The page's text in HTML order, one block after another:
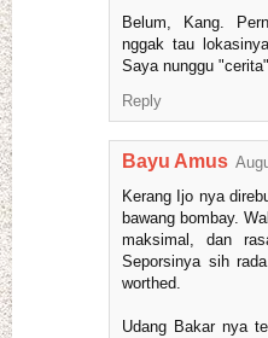
Belum, Kang.
nggak tau
Saya nunggu
Reply
Bayu Amus
Kerang Ijo nya
bawang bombay.
maksimal, dan
Seporsinya sih
worthed.
Udang Bakar nya